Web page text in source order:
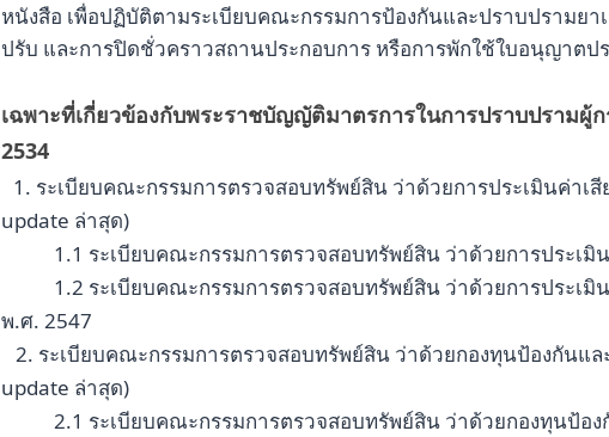
หนังสือ เพื่อปฏิบัติตามระเบียบคณะกรรมการป้องกันและปราบปรามยา
ปรับ และการปิดชั่วคราวสถานประกอบการ หรือการพักใช้ใบอนุญาต
เฉพาะที่เกี่ยวข้องกับพระราชบัญญัติมาตรการในการปราบปรามผู้
2534
1. ระเบียบคณะกรรมการตรวจสอบทรัพย์สิน ว่าด้วยการประเมินค่าเ
update ล่าสุด)
1.1 ระเบียบคณะกรรมการตรวจสอบทรัพย์สิน ว่าด้วยการประเ
1.2 ระเบียบคณะกรรมการตรวจสอบทรัพย์สิน ว่าด้วยการประเ
พ.ศ. 2547
2. ระเบียบคณะกรรมการตรวจสอบทรัพย์สิน ว่าด้วยกองทุนป้องกันแ
update ล่าสุด)
2.1 ระเบียบคณะกรรมการตรวจสอบทรัพย์สิน ว่าด้วยกองทุนป้อ